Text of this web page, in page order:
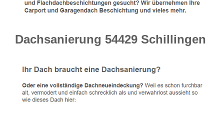
Dachsanierung 54429 Schillingen